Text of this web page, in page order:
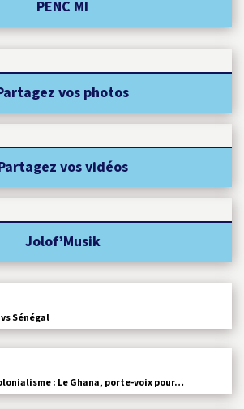
Sénégal
: Le Ghana, porte-voix pour…
PENC MI
vos photos
vos vidéos
Jolof’Musik